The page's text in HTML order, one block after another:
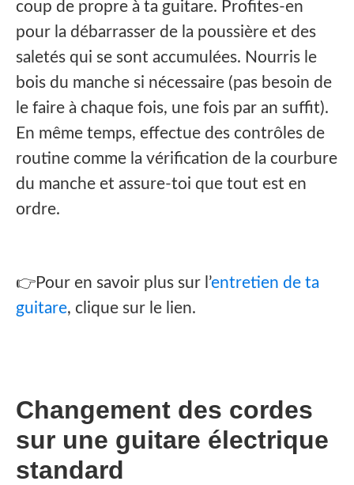
coup de propre à ta guitare. Profites-en
pour la débarrasser de la poussière et des
saletés qui se sont accumulées. Nourris le
bois du manche si nécessaire (pas besoin de
le faire à chaque fois, une fois par an suffit).
En même temps, effectue des contrôles de
routine comme la vérification de la courbure
du manche et assure-toi que tout est en
ordre.
👉Pour en savoir plus sur l’entretien de ta
guitare, clique sur le lien.
Changement des cordes
sur une guitare électrique
standard